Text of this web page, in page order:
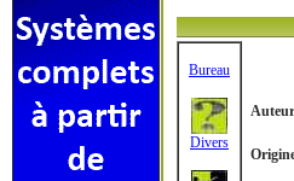
Bureau
Divers
Auteur